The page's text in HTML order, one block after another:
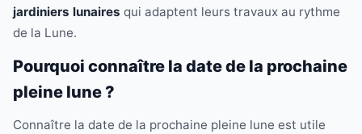
jardiniers lunaires qui adaptent leurs travaux au rythme
de la Lune.
Pourquoi connaître la date de la prochaine
pleine lune ?
Connaître la date de la prochaine pleine lune est utile